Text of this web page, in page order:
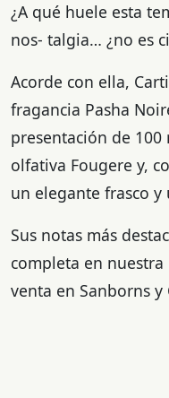
¿A qué huele esta
nos- talgia… ¿no es
Acorde con ella,
fragancia Pasha
presentación de
olfativa Fougere y,
un elegante frasco y
Sus notas más
completa en
venta en Sanborns y